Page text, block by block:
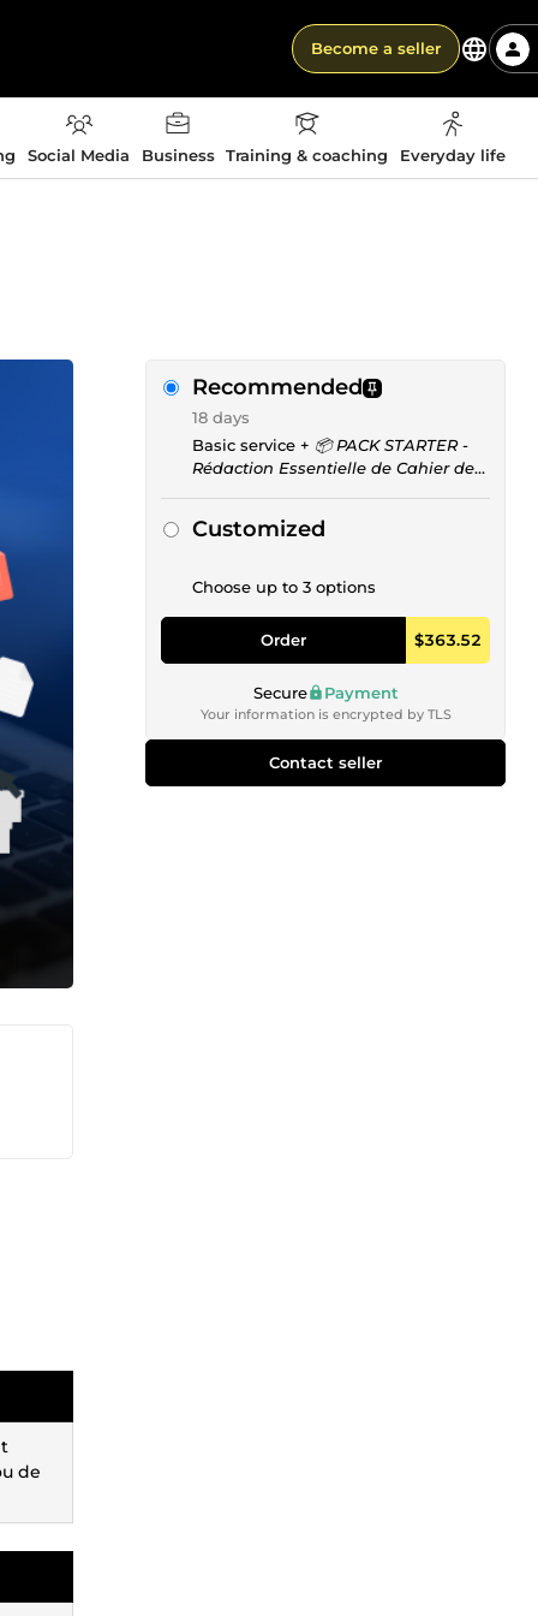
Become a seller
Social Media Business Training & coaching Everyday life
de
Recommended
18 days
Basic service + 📦 PACK STARTER -
Rédaction Essentielle de Cahier des
Customized
Choose up to 3 options
Order $363.52
Secure Payment
Your information is encrypted by TLS
Contact seller